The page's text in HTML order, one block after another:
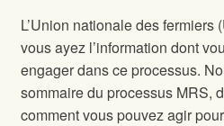
L’Union nationale des fermiers
vous ayez l’information dont
engager dans ce processus.
sommaire du processus MRS,
comment vous pouvez agir